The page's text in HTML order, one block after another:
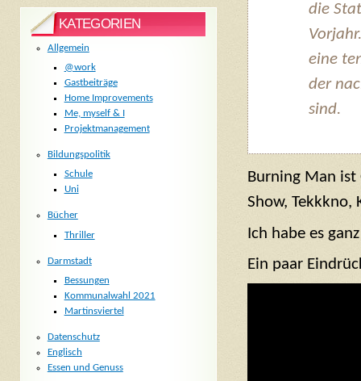
die
eine
der
sind.
Burning Man ist
Show, Tekkkno,
Ich habe es
Ein paar
KATEGORIEN
Allgemein
@work
Gastbeiträge
Home Improvements
Me, myself & I
Projektmanagement
Bildungspolitik
Schule
Uni
Bücher
Thriller
Darmstadt
Bessungen
Kommunalwahl 2021
Martinsviertel
Datenschutz
Englisch
Essen und Genuss